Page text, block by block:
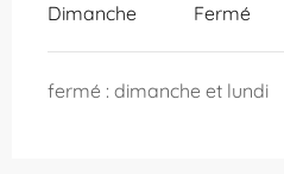
Dimanche Fermé
fermé : dimanche et lundi